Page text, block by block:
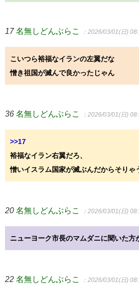
17 名無しどんぶらこ ：2026/03/01(日)
こいつら裕福なイランの左翼だな
憎き祖国が滅んで良かったじゃん
36 名無しどんぶらこ ：2026/03/01(日)
>>17
裕福なイラン右翼だろ、
憎いイスラム国家が滅ぶんだからそりゃ
20 名無しどんぶらこ ：2026/03/01(日)
ニューヨーク市長のマムダニに聞いた方
22 名無しどんぶらこ ：2026/03/01(日)